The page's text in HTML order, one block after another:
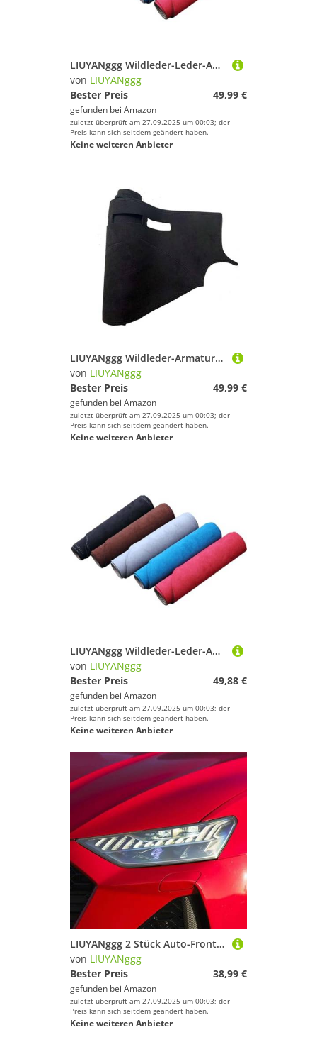
LIUYANggg Wildleder-Leder-Auto-Armaturenbrett-Matte, Armaturenbrett-Pad-Teppich, passend für Land Range Rover Sport L461 L460 2023 2024
von LIUYANggg
Bester Preis
49,99 €
gefunden bei Amazon
zuletzt überprüft am 27.09.2025 um 00:03; der
Preis kann sich seitdem geändert haben.
Keine weiteren Anbieter
LIUYANggg Wildleder-Armaturenbrettmatte, Armaturenbrett-Pad, Teppich, passend für Mercedes-Benz SLK-Klasse G2 R171 200K 230K 280 300 350 2005–2010
von LIUYANggg
Bester Preis
49,99 €
gefunden bei Amazon
zuletzt überprüft am 27.09.2025 um 00:03; der
Preis kann sich seitdem geändert haben.
Keine weiteren Anbieter
LIUYANggg Wildleder-Leder-Auto-Armaturenbrett-Matte, Armaturenbrett-Pad-Teppich, passend für VW Golf 8 MK8 VW 2020–2022 Zubehör
von LIUYANggg
Bester Preis
49,88 €
gefunden bei Amazon
zuletzt überprüft am 27.09.2025 um 00:03; der
Preis kann sich seitdem geändert haben.
Keine weiteren Anbieter
LIUYANggg 2 Stück Auto-Frontlicht, transparenter TPU-Aufkleber, Scheinwerfer-Schutzfolie, passend für Audi RS3 8V RS4 B8 B9 RS5 RS6 RS7 TTRS
von LIUYANggg
Bester Preis
38,99 €
gefunden bei Amazon
zuletzt überprüft am 27.09.2025 um 00:03; der
Preis kann sich seitdem geändert haben.
Keine weiteren Anbieter